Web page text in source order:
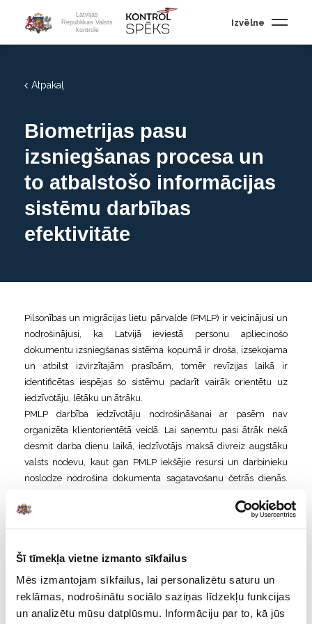
Šī tīmekļa vietne izmanto sīkfailus
Mēs izmantojam sīkfailus, lai personalizētu saturu un
reklāmas, nodrošinātu sociālo saziņas līdzekļu funkcijas
un analizētu mūsu datplūsmu. Informāciju par to, kā jūs
Latvijas
Republikas Valsts
kontrole
Izvēlne
Atpakaļ
Biometrijas pasu
izsniegšanas procesa un
to atbalstošo informācijas
sistēmu darbības
efektivitāte
Pilsonības un migrācijas lietu pārvalde (PMLP) ir veicinājusi un
nodrošinājusi, ka Latvijā ieviestā personu apliecinošo
dokumentu izsniegšanas sistēma kopumā ir droša, izsekojama
un atbilst izvirzītajām prasībām, tomēr revīzijas laikā ir
identificētas iespējas šo sistēmu padarīt vairāk orientētu uz
iedzīvotāju, lētāku un ātrāku.
PMLP darbība iedzīvotāju nodrošināšanai ar pasēm nav
organizēta klientorientētā veidā. Lai saņemtu pasi ātrāk nekā
desmit darba dienu laikā, iedzīvotājs maksā divreiz augstāku
valsts nodevu, kaut gan PMLP iekšējie resursi un darbinieku
noslodze nodrošina dokumenta sagatavošanu četrās dienās.
nodeva par paātrinātu pases izgatavošanu, lai gan PMLP šādu
pakalpojumu spēj nodrošināt, darbojoties ierastā režīmā.
pases saņemšanu līdz pat 1,90 EUR, savukārt noteiktā nodeva
identifikācijas kartes saņemšanai noteikta par 7,28 EUR zemāka
un nesedz PMLP izmaksas par 652 057 EUR.